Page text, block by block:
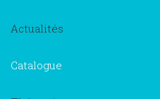
Actualités
Catalogue